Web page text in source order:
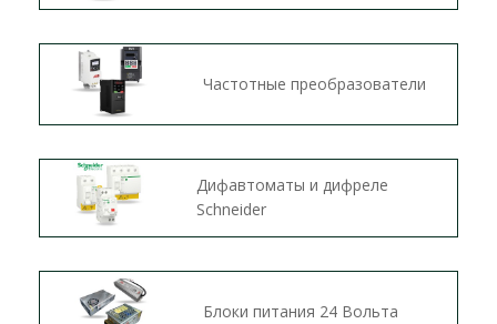
Частотные преобразователи
Дифавтоматы и дифреле
Schneider
Блоки питания 24 Вольта